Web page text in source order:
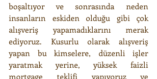
boşaltıyor ve sonrasında neden
insanların eskiden olduğu gibi çok
alışveriş yapamadıklarını merak
ediyoruz. Kusurlu olarak alışveriş
yapan bu kimselere, düzenli işler
yaratmak yerine, yüksek faizli
mortgage teklifi yapıyoruz ve